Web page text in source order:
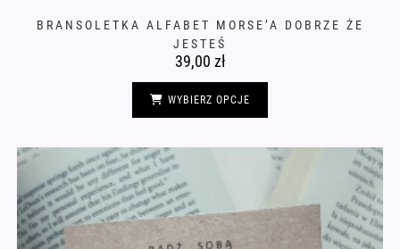
BRANSOLETKA ALFABET MORSE’A DOBRZE ŻE
JESTEŚ
39,00 zł
WYBIERZ OPCJE
Opcje
można
wybrać
produktu